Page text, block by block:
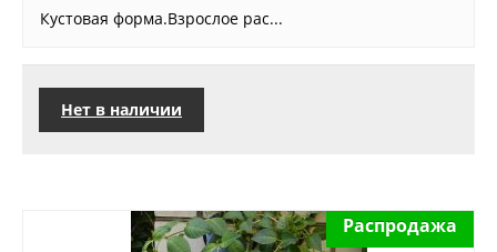
Кустовая форма.Взрослое рас...
Нет в наличии
Распродажа